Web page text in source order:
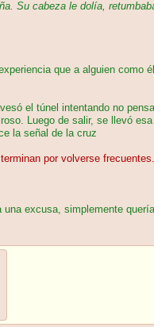
Su cabeza le dolía,
que a alguien
el túnel intentando no
Luego de salir, se llevó
la señal de la cruz
por volverse
excusa, simplemente